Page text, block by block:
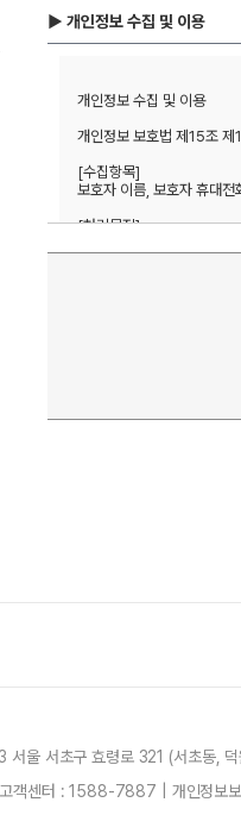
▶ 개인정보 수집 및 이용
개인정보 수집 및 이용
개인정보 보호법 제15조 제
[수집항목]
보호자 이름, 보호자 휴대
[처리목적]
서울 서초구 효령로 321 (서초동,
고객센터 : 1588-7887 | 개인정보